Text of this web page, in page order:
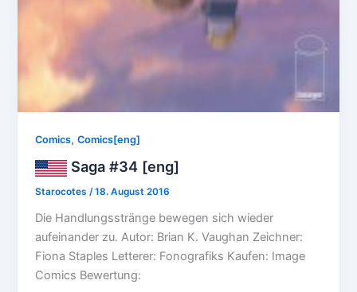
Comics,Comics[eng]
Saga #34 [eng]
Starocotes/18. August 2016
Die Handlungsstränge bewegen sich wieder
aufeinander zu. Autor: Brian K. Vaughan Zeichner:
Fiona Staples Letterer: Fonografiks Kaufen: Image
Comics Bewertung: